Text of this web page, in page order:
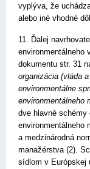
vyplýva, že
alebo iné vhodné
11. Ďalej
environmentálneho
dokumentu str. 31
organizácia (vláda
environmentálne
environmentálneho
dve hlavné schémy
environmentálneho
a medzinárodná
manažérstva (2).
sídlom v Európskej